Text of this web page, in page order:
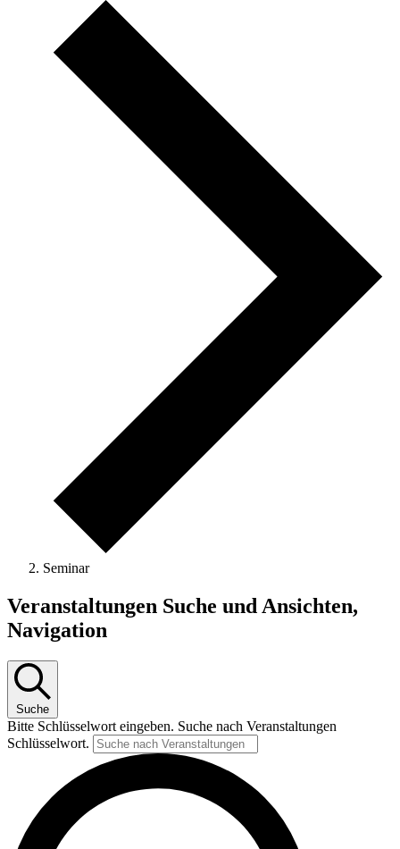
Seminar
Veranstaltungen Suche und Ansichten,
Navigation
Suche
Bitte Schlüsselwort eingeben. Suche nach Veranstaltungen
Schlüsselwort.